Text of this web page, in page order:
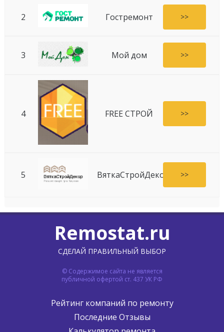
2 Гостремонт >>
3 Мой дом >>
4 FREE СТРОЙ >>
5 ВяткаСтройДекор >>
Remostat.ru
СДЕЛАЙ ПРАВИЛЬНЫЙ ВЫБОР
© Содержимое сайта не является
публичной офертой ст. 437 УК РФ
Рейтинг компаний по ремонту
Последние Отзывы